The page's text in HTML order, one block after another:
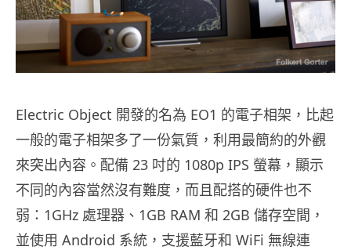
Electric Object 開發的名為 EO1 的電子相架，比起
一般的電子相架多了一份氣質，利用最簡約的外觀
來突出內容。配備 23 吋的 1080p IPS 螢幕，顯示
不同的內容當然沒有難度，而且配搭的硬件也不
弱：1GHz 處理器、1GB RAM 和 2GB 儲存空間，
並使用 Android 系統，支援藍牙和 WiFi 無線連